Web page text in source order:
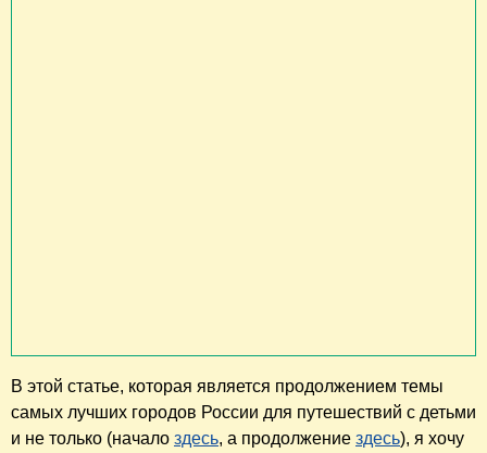
В этой статье, которая является продолжением темы
самых лучших городов России для путешествий с детьми
и не только (начало здесь, а продолжение здесь), я хочу